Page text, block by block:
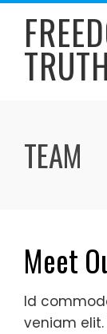
Skip
content
TRUTH
TEAM
Meet
Id
veniam